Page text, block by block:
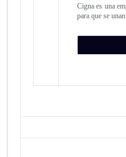
Cigna es una
para que se